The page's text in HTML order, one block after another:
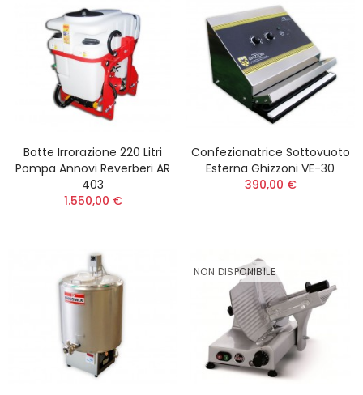
Botte Irrorazione 220 Litri
Pompa Annovi Reverberi AR
403
1.550,00 €
Confezionatrice Sottovuoto
Esterna Ghizzoni VE-30
390,00 €
NON DISPONIBILE